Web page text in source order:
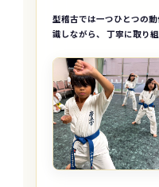
型稽古では一つひとつの
識しながら、 丁寧に取り組